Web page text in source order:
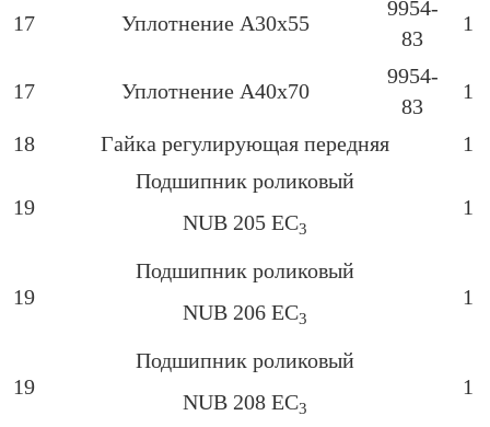
17 Уплотнение А30х55
9954-
83
1
17 Уплотнение А40х70
9954-
83
1
18 Гайка регулирующая передняя 1
19
Подшипник роликовый
NUB 205 EC3
1
19
Подшипник роликовый
NUB 206 EC3
1
19
Подшипник роликовый
NUB 208 EC3
1